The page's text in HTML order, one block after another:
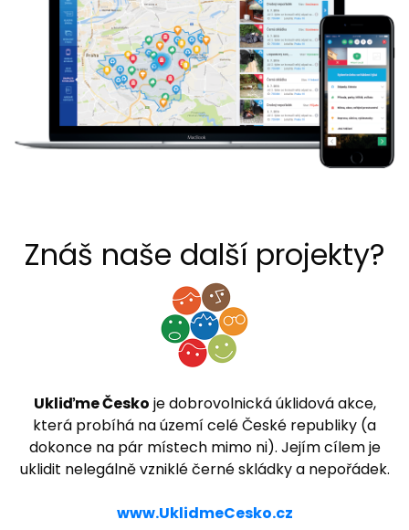
Znáš naše další projekty?
Ukliďme Česko je dobrovolnická úklidová akce,
která probíhá na území celé České republiky (a
dokonce na pár místech mimo ni). Jejím cílem je
uklidit nelegálně vzniklé černé skládky a nepořádek.
www.UklidmeCesko.cz